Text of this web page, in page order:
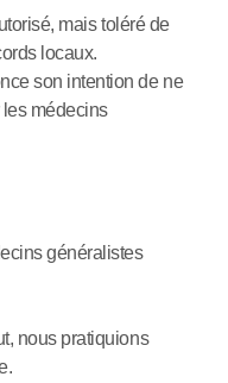
mais toléré de
locaux.
son intention de ne
médecins
généralistes
nous pratiquions